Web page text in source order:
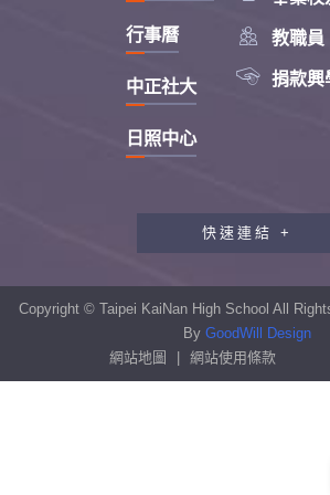
 教職員
 捐款興
行事曆
中正社大
日照中心
快速連結 +
教職員工研習專區
性別平等教育專區
學生申訴及再申訴制度
Copyright © Taipei KaiNan High School All
By GoodWill Design
網站地圖
網站使用條款